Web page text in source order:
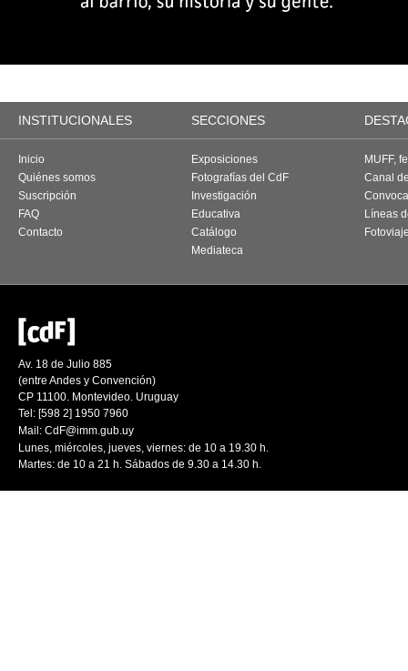
INSTITUCIONALES SECCIONES
Inicio
Quiénes somos
Suscripción
FAQ
Contacto
Exposiciones
Fotografías del CdF
Investigación
Educativa
Catálogo
Mediateca
MUFF,
Canal
Líneas
Av. 18 de Julio 885
(entre Andes y Convención)
CP 11100. Montevideo. Uruguay
Tel: [598 2] 1950 7960
Mail: CdF@imm.gub.uy
Lunes, miércoles, jueves, viernes: de 10 a 19.30 h.
Martes: de 10 a 21 h. Sábados de 9.30 a 14.30 h.